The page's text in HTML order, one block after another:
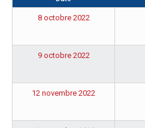
8 octobre 2022
9 octobre 2022
12 novembre 2022